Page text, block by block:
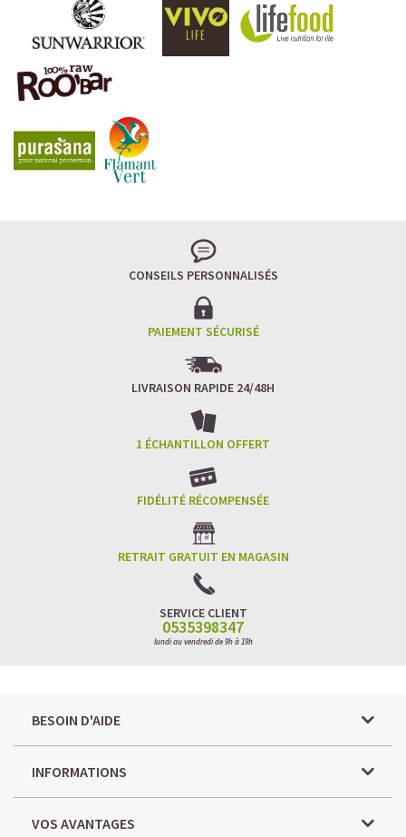
CONSEILS PERSONNALISÉS
PAIEMENT SÉCURISÉ
LIVRAISON RAPIDE 24/48H
1 ÉCHANTILLON OFFERT
FIDÉLITÉ RÉCOMPENSÉE
RETRAIT GRATUIT EN MAGASIN
SERVICE CLIENT
0535398347
lundi au vendredi de 9h à 19h
BESOIN D'AIDE
INFORMATIONS
VOS AVANTAGES